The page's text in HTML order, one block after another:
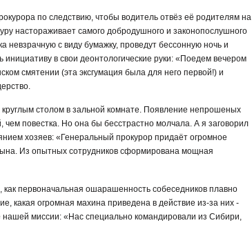
по следствию, чтобы водитель отвёз её родителям на
настораживает самого добродушного и законопослушного
невзрачную с виду бумажку, проведут бессонную ночь и
в свои деонтологические руки: «Поедем вечером
смятении (эта эксгумация была для него первой!) и
круглым столом в зальной комнате. Появление непрошеных
повестка. Но она бы бесстрастно молчала. А я заговорил
хозяев: «Генеральный прокурор придаёт огромное
Из опытных сотрудников сформирована мощная
первоначальная ошарашенность собеседников плавно
какая огромная махина приведена в действие из-за них -
миссии: «Нас специально командировали из Сибири,